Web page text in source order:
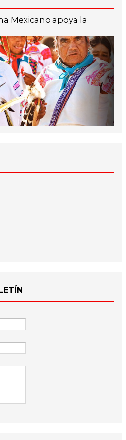
Mexicano apoya la